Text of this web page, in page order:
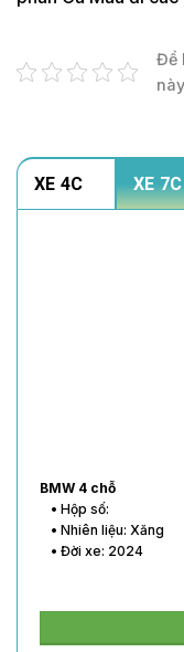
Để
XE 4C XE 7C
BMW 4 chỗ
• Hộp số:
• Nhiên liệu: Xăng
• Đời xe: 2024